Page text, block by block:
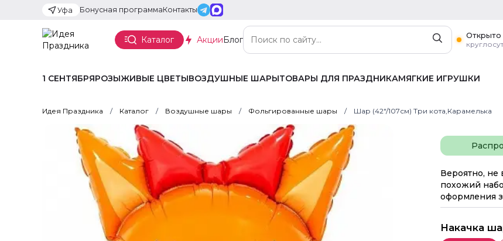
Уфа Бонусная программаКонтакты
Каталог АкцииБлог
Открыто
1 СЕНТЯБРЯРОЗЫЖИВЫЕ ЦВЕТЫВОЗДУШНЫЕ ШАРЫТОВАРЫ ДЛЯ ПРАЗДНИКАМЯГКИЕ ИГРУШКИ
Идея Праздника Каталог Воздушные шары Фольгированные шары Шар (42"/107см) Три кота,Карамелька
Вероятно, не
похожий
оформления
Накачка